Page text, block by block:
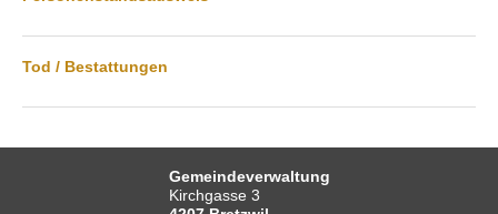
Tod / Bestattungen
Gemeindeverwaltung
Kirchgasse 3